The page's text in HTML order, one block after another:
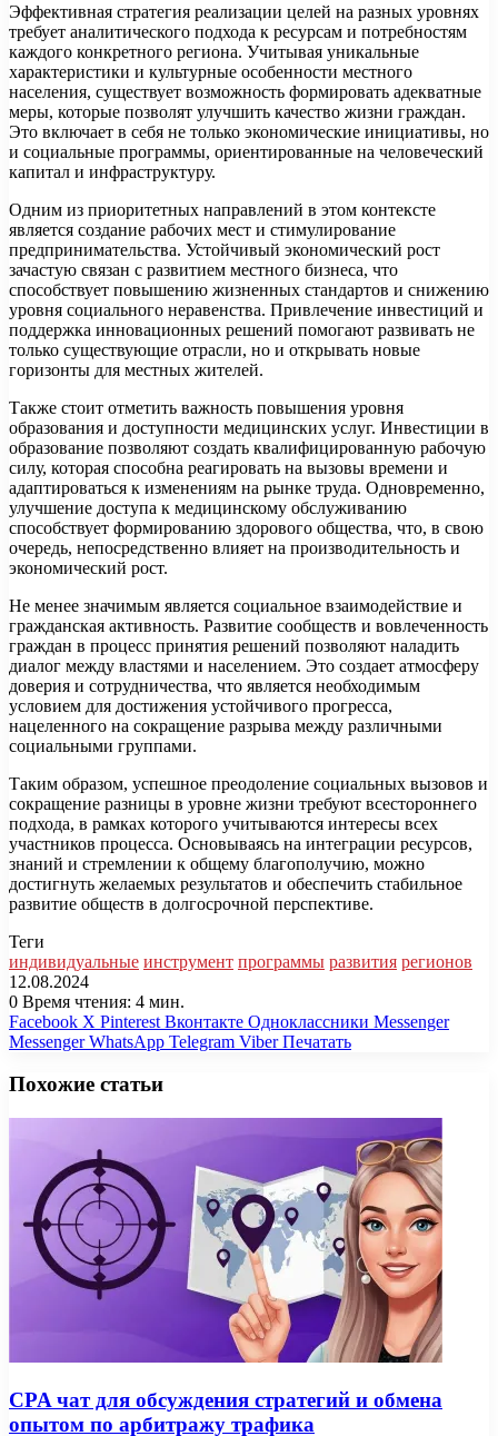
Эффективная стратегия реализации целей на разных уровнях
требует аналитического подхода к ресурсам и потребностям
каждого конкретного региона. Учитывая уникальные
характеристики и культурные особенности местного
населения, существует возможность формировать адекватные
меры, которые позволят улучшить качество жизни граждан.
Это включает в себя не только экономические инициативы, но
и социальные программы, ориентированные на человеческий
капитал и инфраструктуру.
Одним из приоритетных направлений в этом контексте
является создание рабочих мест и стимулирование
предпринимательства. Устойчивый экономический рост
зачастую связан с развитием местного бизнеса, что
способствует повышению жизненных стандартов и снижению
уровня социального неравенства. Привлечение инвестиций и
поддержка инновационных решений помогают развивать не
только существующие отрасли, но и открывать новые
горизонты для местных жителей.
Также стоит отметить важность повышения уровня
образования и доступности медицинских услуг. Инвестиции в
образование позволяют создать квалифицированную рабочую
силу, которая способна реагировать на вызовы времени и
адаптироваться к изменениям на рынке труда. Одновременно,
улучшение доступа к медицинскому обслуживанию
способствует формированию здорового общества, что, в свою
очередь, непосредственно влияет на производительность и
экономический рост.
Не менее значимым является социальное взаимодействие и
гражданская активность. Развитие сообществ и вовлеченность
граждан в процесс принятия решений позволяют наладить
диалог между властями и населением. Это создает атмосферу
доверия и сотрудничества, что является необходимым
условием для достижения устойчивого прогресса,
нацеленного на сокращение разрыва между различными
социальными группами.
Таким образом, успешное преодоление социальных вызовов и
сокращение разницы в уровне жизни требуют всестороннего
подхода, в рамках которого учитываются интересы всех
участников процесса. Основываясь на интеграции ресурсов,
знаний и стремлении к общему благополучию, можно
достигнуть желаемых результатов и обеспечить стабильное
развитие обществ в долгосрочной перспективе.
Теги
индивидуальные инструмент программы развития регионов
12.08.2024
0 Время чтения: 4 мин.
Facebook X Pinterest Вконтакте Одноклассники Messenger
Messenger WhatsApp Telegram Viber Печатать
Похожие статьи
CPA чат для обсуждения стратегий и обмена
опытом по арбитражу трафика